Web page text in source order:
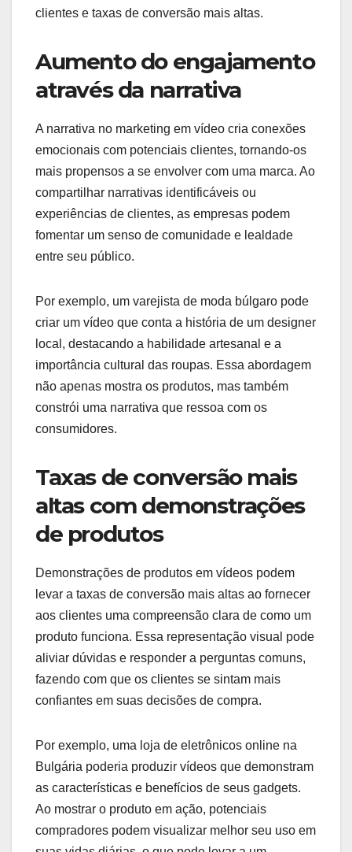
clientes e taxas de conversão mais altas.
Aumento do engajamento
através da narrativa
A narrativa no marketing em vídeo cria conexões
emocionais com potenciais clientes, tornando-os
mais propensos a se envolver com uma marca. Ao
compartilhar narrativas identificáveis ou
experiências de clientes, as empresas podem
fomentar um senso de comunidade e lealdade
entre seu público.
Por exemplo, um varejista de moda búlgaro pode
criar um vídeo que conta a história de um designer
local, destacando a habilidade artesanal e a
importância cultural das roupas. Essa abordagem
não apenas mostra os produtos, mas também
constrói uma narrativa que ressoa com os
consumidores.
Taxas de conversão mais
altas com demonstrações
de produtos
Demonstrações de produtos em vídeos podem
levar a taxas de conversão mais altas ao fornecer
aos clientes uma compreensão clara de como um
produto funciona. Essa representação visual pode
aliviar dúvidas e responder a perguntas comuns,
fazendo com que os clientes se sintam mais
confiantes em suas decisões de compra.
Por exemplo, uma loja de eletrônicos online na
Bulgária poderia produzir vídeos que demonstram
as características e benefícios de seus gadgets.
Ao mostrar o produto em ação, potenciais
compradores podem visualizar melhor seu uso em